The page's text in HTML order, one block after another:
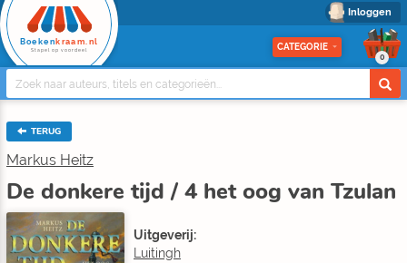
Inloggen
Boeken kraam.nl
Stapel op voordeel CATEGORIE
0
TERUG
Markus Heitz
De donkere tijd / 4 het oog van Tzulan
Uitgeverij:
Luitingh